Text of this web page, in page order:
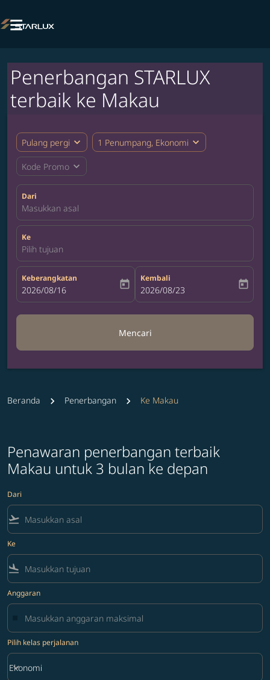

Penerbangan STARLUX
terbaik ke Makau
Pulang pergi expand_more 1 Penumpang, Ekonomi expand_more
Kode Promo expand_more
Dari
Masukkan asal
Ke
Pilih tujuan
Keberangkatan
fc-booking-departure-date-aria-label
2026/08/16 today
Kembali
fc-booking-return-date-aria-label
2026/08/23 today
Mencari
Beranda Penerbangan Ke Makau
Penawaran penerbangan terbaik
Makau untuk 3 bulan ke depan
Dari
flight_takeoff
Ke
flight_land
Anggaran
Pilih kelas perjalanan
Pilih kelas perjalanan option Ekonomi Selected
Ekonomi
keyboard_arrow_down